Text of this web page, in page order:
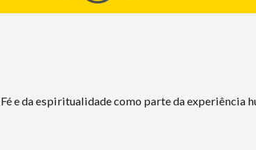
e da espiritualidade como parte da experiência